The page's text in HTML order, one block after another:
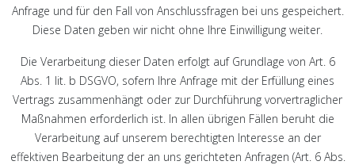
Anfrage und für den Fall von Anschlussfragen bei uns gespeichert.
Diese Daten geben wir nicht ohne Ihre Einwilligung weiter.
Die Verarbeitung dieser Daten erfolgt auf Grundlage von Art. 6
Abs. 1 lit. b DSGVO, sofern Ihre Anfrage mit der Erfüllung eines
Vertrags zusammenhängt oder zur Durchführung vorvertraglicher
Maßnahmen erforderlich ist. In allen übrigen Fällen beruht die
Verarbeitung auf unserem berechtigten Interesse an der
effektiven Bearbeitung der an uns gerichteten Anfragen (Art. 6 Abs.